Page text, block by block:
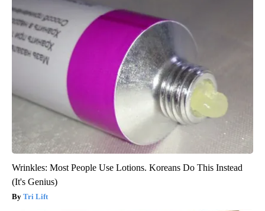
Wrinkles: Most People Use Lotions. Koreans Do This Instead
(It's Genius)
Tri Lift